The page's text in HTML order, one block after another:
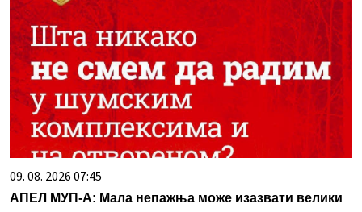
09. 08. 2026 07:45
АПЕЛ МУП-А: Мала непажња може изазвати велики